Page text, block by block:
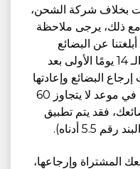
بخلاف شركة الشحن،
ومع ذلك، يرجى ملاحظة
عن البضائع
المرتجعة وأرسلتها إلينا في غضون الـ 14 يومًا الأولى بعد
البضائع وإعادتها
إلينا بعد انقضاء فترة 14 يومًا، ولكن في موعد لا يتجاوز 60
فقد يتم تطبيق
أدناه).
المشتراة وإرجاعها،